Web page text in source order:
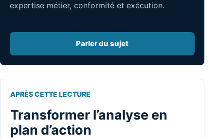
expertise métier, conformité et exécution.
Parler du sujet
APRÈS CETTE LECTURE
Transformer l’analyse en
plan d’action